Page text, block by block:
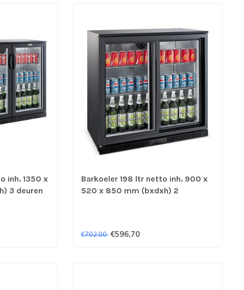
inh. 1350 x
3 deuren
Barkoeler 198 ltr netto inh. 900 x
520 x 850 mm (bxdxh) 2
€702,00 €596,70